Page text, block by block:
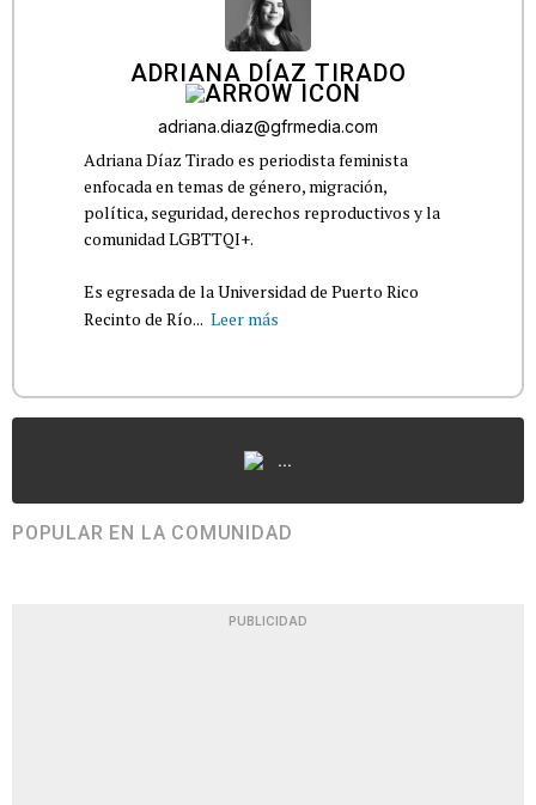
ADRIANA DÍAZ TIRADO
adriana.diaz@gfrmedia.com
Adriana Díaz Tirado es periodista feminista
enfocada en temas de género, migración,
política, seguridad, derechos reproductivos y la
comunidad LGBTTQI+.
Es egresada de la Universidad de Puerto Rico
Recinto de Río... Leer más
...
POPULAR EN LA COMUNIDAD
PUBLICIDAD